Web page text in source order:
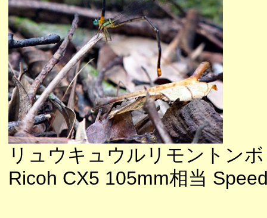
リュウキュウルリモントン
Ricoh CX5 105mm相当